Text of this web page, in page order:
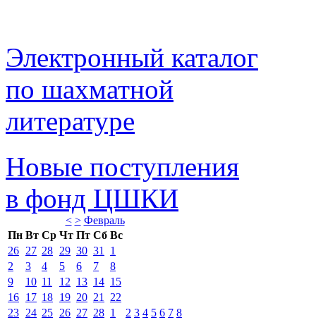
Электронный каталог
по шахматной
литературе
Новые поступления
в фонд ЦШКИ
< > Февраль
Пн Вт Ср Чт Пт Сб Вс
26 27 28 29 30 31
1
2
3 4 5 6 7
8
9
10 11 12 13 14 15
16 17 18 19 20 21
22
23 24 25 26 27 28 1 2 3 4 5 6 7 8